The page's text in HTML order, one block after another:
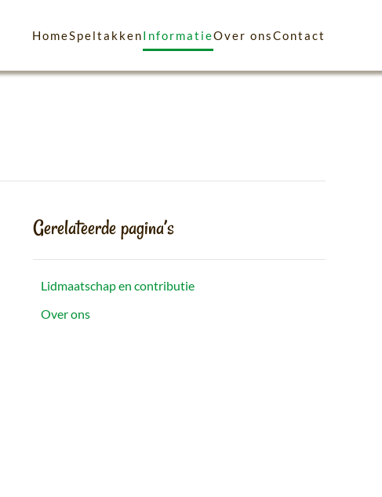
HomeSpeltakkenInformatieOver onsContact
Gerelateerde pagina’s
Lidmaatschap en contributie
Over ons